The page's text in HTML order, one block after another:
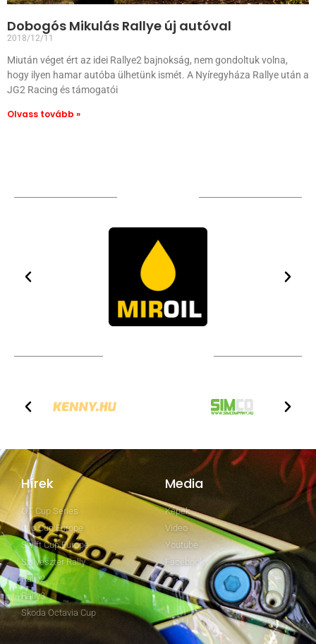
Dobogós Mikulás Rallye új autóval
2018/12/11
Miután véget ért az idei Rallye2 bajnokság, nem gondoltuk volna,
hogy ilyen hamar autóba ülhetünk ismét. A Nyíregyháza Rallye után a
JG2 Racing és támogatói
Olvass tovább »
Hírek
GT Cup Series
Clio Cup Europe
Swift Cup Europe
Szilveszter Rally
Rally2
Rally3
Skoda Octavia Cup
Media
Képek
Video
Youtube
Facebook